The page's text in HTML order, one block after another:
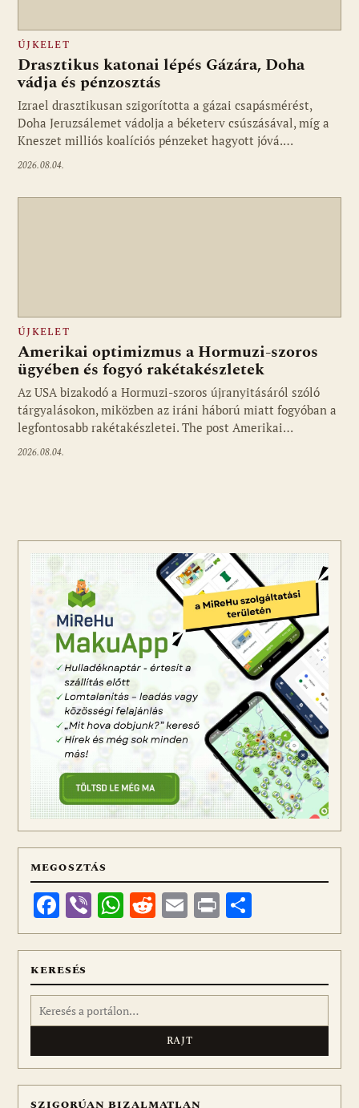
ÚJKELET
Drasztikus katonai lépés Gázára, Doha
vádja és pénzosztás
Izrael drasztikusan szigorította a gázai csapásmérést,
Doha Jeruzsálemet vádolja a béketerv csúszásával, míg a
Kneszet milliós koalíciós pénzeket hagyott jóvá.…
2026.08.04.
ÚJKELET
Amerikai optimizmus a Hormuzi-szoros
ügyében és fogyó rakétakészletek
Az USA bizakodó a Hormuzi-szoros újranyitásáról szóló
tárgyalásokon, miközben az iráni háború miatt fogyóban a
legfontosabb rakétakészletei. The post Amerikai…
2026.08.04.
MEGOSZTÁS
Facebook
ViberWhatsApp
Reddit
Email
Print
meg
KERESÉS
Keresés: